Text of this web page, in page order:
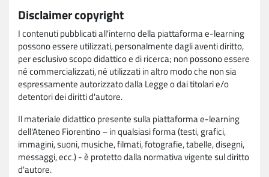
Disclaimer copyright
I contenuti pubblicati all'interno della piattaforma e-learning
possono essere utilizzati, personalmente dagli aventi diritto,
per esclusivo scopo didattico e di ricerca; non possono essere
né commercializzati, né utilizzati in altro modo che non sia
espressamente autorizzato dalla Legge o dai titolari e/o
detentori dei diritti d'autore.
Il materiale didattico presente sulla piattaforma e-learning
dell'Ateneo Fiorentino – in qualsiasi forma (testi, grafici,
immagini, suoni, musiche, filmati, fotografie, tabelle, disegni,
messaggi, ecc.) - è protetto dalla normativa vigente sul diritto
d'autore.